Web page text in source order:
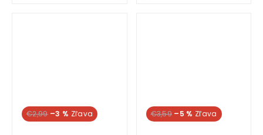
€2,99 –3 % €3,59 –5 %